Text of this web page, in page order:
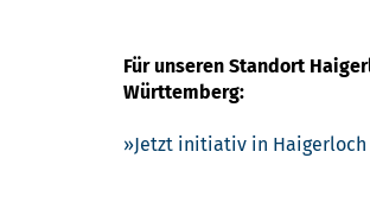
Für unseren Standort
Württemberg:
Jetzt initiativ in Haigerloch